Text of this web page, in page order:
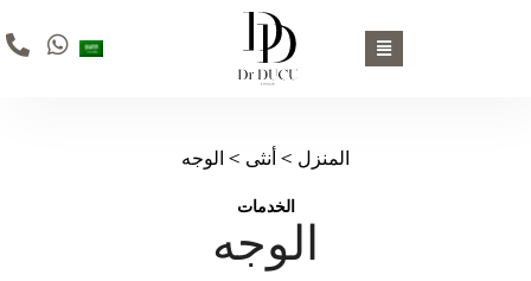
المنزل > أنثى > الوجه
الخدمات
الوجه